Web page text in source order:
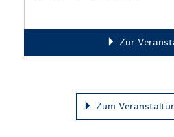
Zur
Zum